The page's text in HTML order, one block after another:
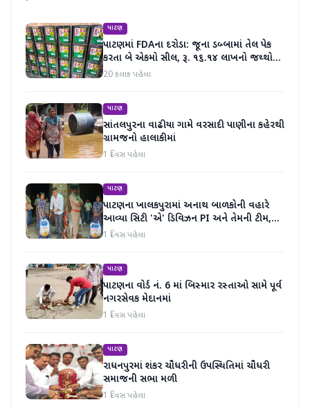
પાટણ
પાટણમાં FDAના દરોડા: જૂના ડબ્બામાં તેલ પેક
કરતા બે એકમો સીલ, રૂ. ૧૬.૧૪ લાખનો જથ્થો
જપ્ત
20 કલાક પહેલા
પાટણ
સાંતલપુરના વાઢીયા ગામે વરસાદી પાણીના કહેરથી
ગ્રામજનો હાલાકીમાં
1 દિવસ પહેલા
પાટણ
પાટણના ખાલકપુરામાં અનાથ બાળકોની વહારે
આવ્યા સિટી 'એ' ડિવિઝન PI અને તેમની ટીમ,
માનવતા મહેકી
1 દિવસ પહેલા
પાટણ
પાટણના વોર્ડ નં. 6 માં બિસ્માર રસ્તાઓ સામે પૂર્વ
નગરસેવક મેદાનમાં
1 દિવસ પહેલા
પાટણ
રાધનપુરમાં શંકર ચૌધરીની ઉપસ્થિતિમાં ચૌધરી
સમાજની સભા મળી
1 દિવસ પહેલા